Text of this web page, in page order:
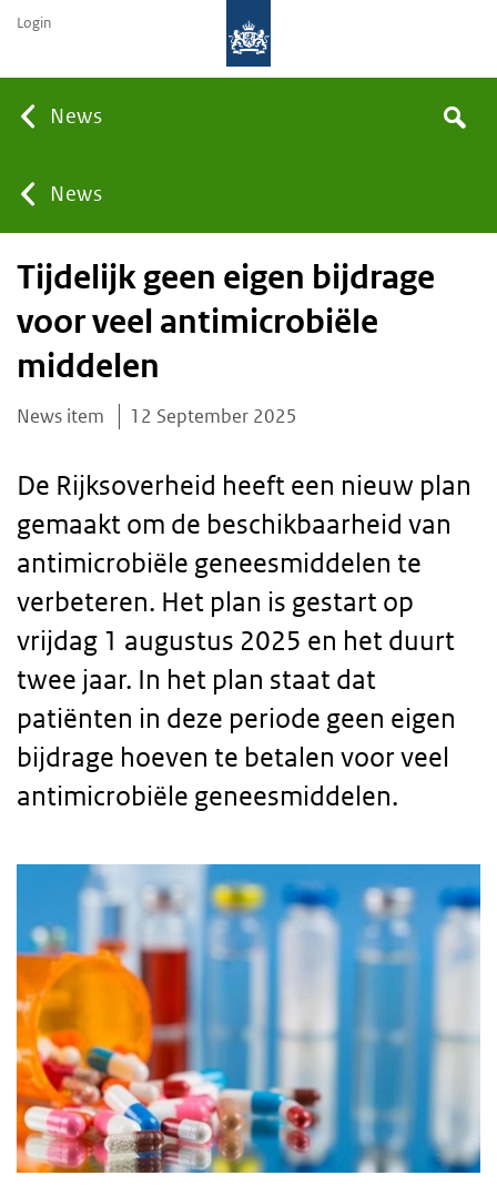
News
You
are
here:
News
Search
Login
Tijdelijk geen eigen bijdrage
voor veel antimicrobiële
middelen
News item 12 September 2025
De Rijksoverheid heeft een nieuw plan
gemaakt om de beschikbaarheid van
antimicrobiële geneesmiddelen te
verbeteren. Het plan is gestart op
vrijdag 1 augustus 2025 en het duurt
twee jaar. In het plan staat dat
patiënten in deze periode geen eigen
bijdrage hoeven te betalen voor veel
antimicrobiële geneesmiddelen.
Body
text